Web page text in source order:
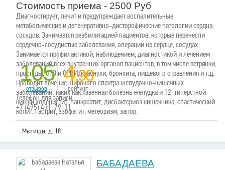
Стоимость приема - 2500 Руб
Диагностирует, лечит и предупреждает воспалительные,
метаболические и дегенеративно-дисторофические патологии сердца,
сосудов. Занимается реабилитацией пациентов, которые перенесли
сердечно-сосудистые заболевания, операции на сердце, сосудах.
Занимается профилактикой, наблюдением, диагностикой и лечением
заболеваний всех внутренних органов пациентов, в том числе ветрянки,
простуды, ОРЗ и ОРВИ, краснухи, бронхита, пищевого отравления и т.д.
Проводит лечение широкого спектра желудочно-кишечных
заболеваний, таких как язвенная болезнь желудка и 12-типерстной
кишки,холецистит, панкреатит, дисбактериоз кишечника, спастический
колит, гастрит, эзофагит, метеоризм, запор.
105
отзывов
4.90
рейтинг
Телефон для записи:
+7 (495) 431-79-31
Мытищи, д. 18
БАБАДАЕВА